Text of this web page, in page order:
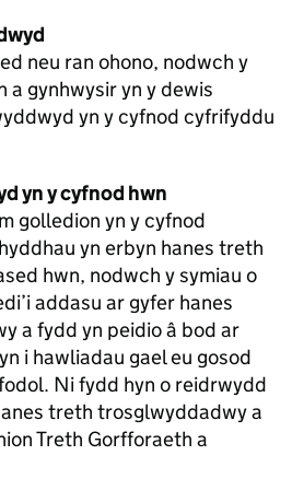
neu ran ohono, nodwch y
a gynhwysir yn y dewis
yn y cyfnod cyfrifyddu
yn y cyfnod hwn
golledion yn y cyfnod
yn erbyn hanes treth
hwn, nodwch y symiau o
addasu ar gyfer hanes
a fydd yn peidio â bod ar
i hawliadau gael eu gosod
Ni fydd hyn o reidrwydd
treth trosglwyddadwy a
Treth Gorfforaeth a